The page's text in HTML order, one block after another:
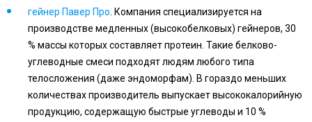
гейнер Павер Про . Компания специализируется на
производстве медленных (высокобелковых) гейнеров, 30
% массы которых составляет протеин. Такие белково-
углеводные смеси подходят людям любого типа
телосложения (даже эндоморфам). В гораздо меньших
количествах производитель выпускает высококалорийную
продукцию, содержащую быстрые углеводы и 10 %